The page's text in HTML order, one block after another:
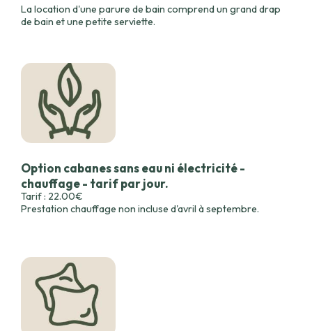
La location d'une parure de bain comprend un grand drap
de bain et une petite serviette.
Option cabanes sans eau ni électricité -
chauffage - tarif par jour.
Tarif : 22.00€
Prestation chauffage non incluse d'avril à septembre.